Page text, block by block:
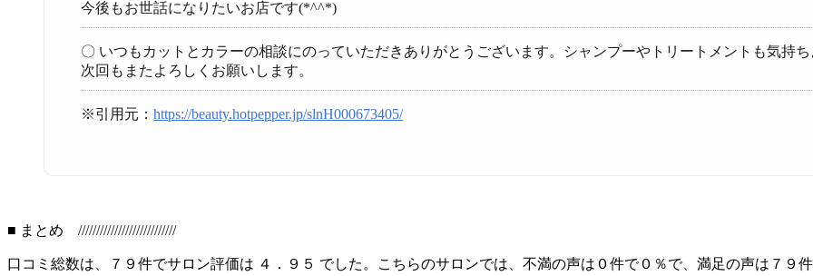
今後もお世話になりたいお店です(*^^*)
〇 いつもカットとカラーの相談にのっていただきありがとうございます。シャンプーやトリートメントも気持
次回もまたよろしくお願いします。
※引用元： https://beauty.hotpepper.jp/slnH000673405/
■ まとめ ///////////////////////////
口コミ総数は、７９件でサロン評価は ４．９５ でした。こちらのサロンでは、不満の声は０件で０％で、満足の声は７９